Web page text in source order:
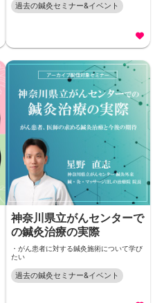
過去の鍼灸セミナー&イベント
神奈川県立がんセンターで
の鍼灸治療の実際
・がん患者に対する鍼灸施術について学び
たい
過去の鍼灸セミナー&イベント